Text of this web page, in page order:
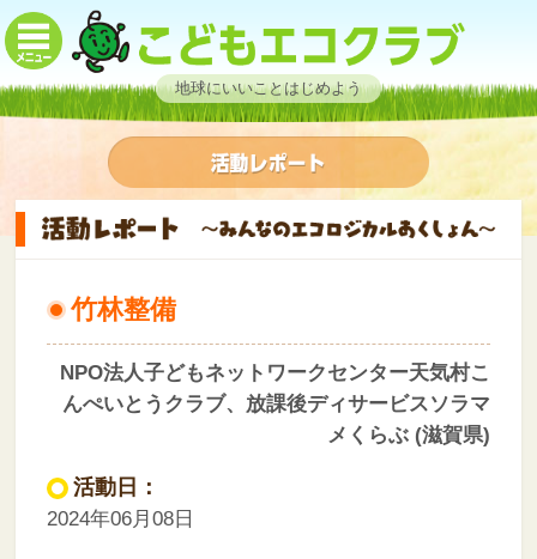
地球にいいことはじめよう
竹林整備
NPO法人子どもネットワークセンター天気村こ
んぺいとうクラブ、放課後ディサービスソラマ
メくらぶ (滋賀県)
活動日：
2024年06月08日